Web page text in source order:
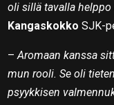
oli sillä tavalla
Kangaskokko SJK-
–Aromaan kanssa
mun rooli. Se oli
psyykkisen